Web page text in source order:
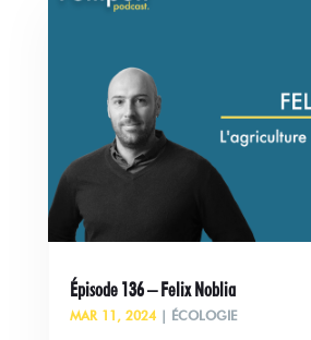
Épisode 136 – Felix Noblia
MAR 11, 2024| ÉCOLOGIE